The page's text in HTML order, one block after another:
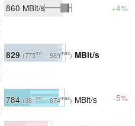
860 MBit/s +4%
829 (775min - 889max) MBit/s
784 (381min- 874max) MBit/s -5%